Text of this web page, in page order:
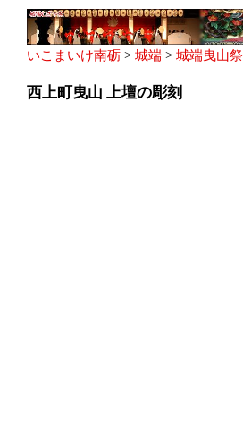
いこまいけ南砺 > 城端 > 城端曳山祭
西上町曳山 上壇の彫刻